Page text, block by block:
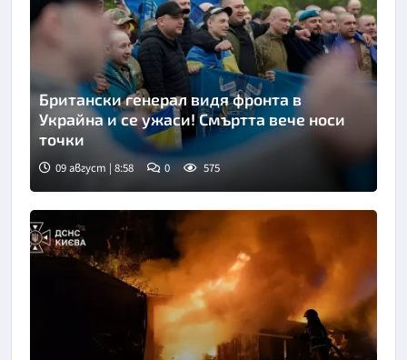
Снимка: Укринформ
Британски генерал видя фронта в
Украйна и се ужаси! Смъртта вече носи
точки
09 август | 8:58 0 575